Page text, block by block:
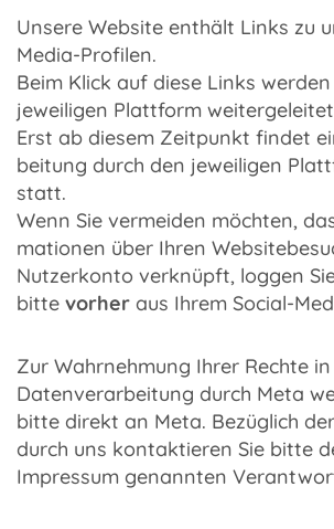
Unsere Website enthält Links zu
Media-Profilen.
Beim Klick auf diese Links
jewei­li­gen Platt­form
Erst ab diesem Zeit­punkt findet
bei­tung durch den jewei­li­gen
statt.
Wenn Sie vermei­den möch­ten,
ma­tio­nen über Ihren
Nutzer­konto verknüpft, loggen
bitte vorher aus Ihrem Social-
Zur Wahr­neh­mung Ihrer Rechte
Daten­ver­ar­bei­tung durch Meta
bitte direkt an Meta. Bezüg­lich
durch uns kontak­tie­ren Sie bitte
Impres­sum genann­ten